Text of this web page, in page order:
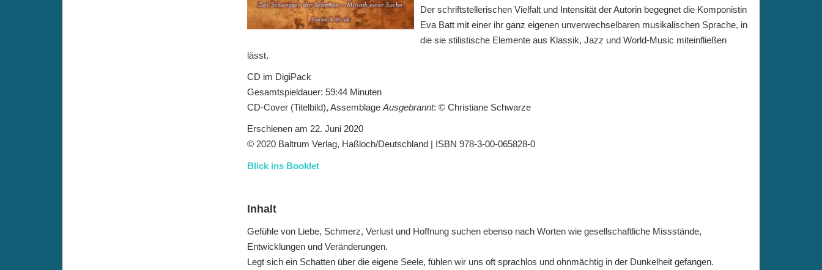
Der schriftstellerischen Vielfalt und Intensität der Autorin begegnet die Komponistin
Eva Batt mit einer ihr ganz eigenen unverwechselbaren musikalischen Sprache, in
die sie stilistische Elemente aus Klassik, Jazz und World-Music miteinfließen
lässt.
CD im DigiPack
Gesamtspieldauer: 59:44 Minuten
CD-Cover (Titelbild), Assemblage Ausgebrannt: © Christiane Schwarze
Erschienen am 22. Juni 2020
© 2020 Baltrum Verlag, Haßloch/Deutschland | ISBN 978-3-00-065828-0
Blick ins Booklet
Inhalt
Gefühle von Liebe, Schmerz, Verlust und Hoffnung suchen ebenso nach Worten wie gesellschaftliche Missstände,
Entwicklungen und Veränderungen.
Legt sich ein Schatten über die eigene Seele, fühlen wir uns oft sprachlos und ohnmächtig in der Dunkelheit gefangen.